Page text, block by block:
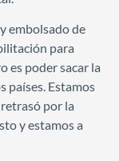
embolsado de
para
es poder sacar la
países. Estamos
por la
y estamos a